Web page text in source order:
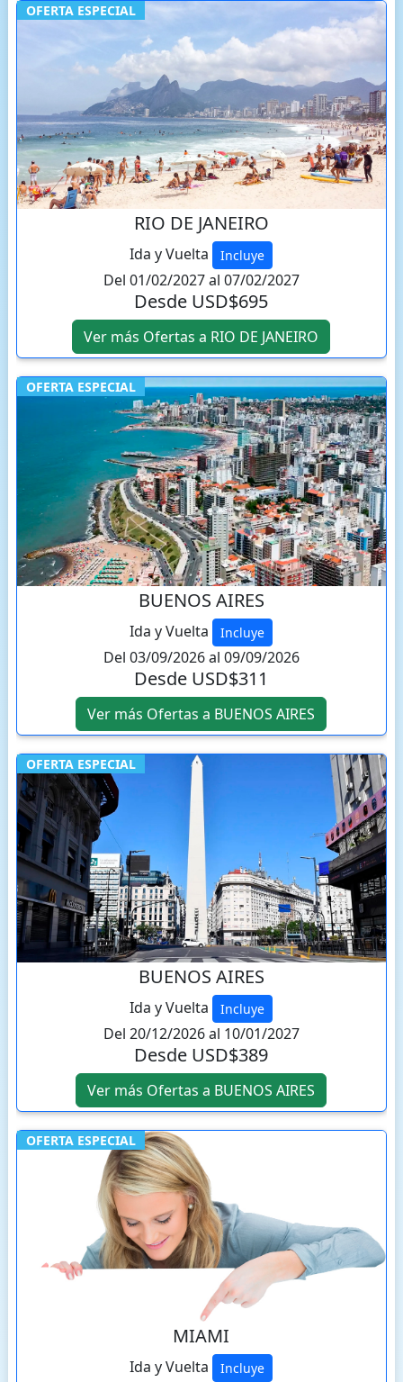
OFERTA ESPECIAL
RIO DE JANEIRO
Ida y Vuelta Incluye
Del 01/02/2027 al 07/02/2027
Desde USD$695
Ver más Ofertas a RIO DE JANEIRO
OFERTA ESPECIAL
BUENOS AIRES
Ida y Vuelta Incluye
Del 03/09/2026 al 09/09/2026
Desde USD$311
Ver más Ofertas a BUENOS AIRES
OFERTA ESPECIAL
BUENOS AIRES
Ida y Vuelta Incluye
Del 20/12/2026 al 10/01/2027
Desde USD$389
Ver más Ofertas a BUENOS AIRES
OFERTA ESPECIAL
MIAMI
Ida y Vuelta Incluye